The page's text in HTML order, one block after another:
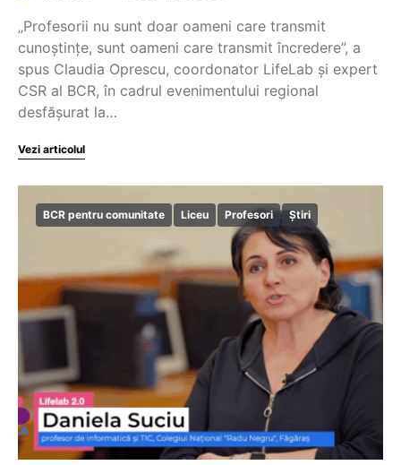
„Profesorii nu sunt doar oameni care transmit
cunoștințe, sunt oameni care transmit încredere”, a
spus Claudia Oprescu, coordonator LifeLab și expert
CSR al BCR, în cadrul evenimentului regional
desfășurat la…
Vezi articolul
BCR pentru comunitate Liceu Profesori Știri